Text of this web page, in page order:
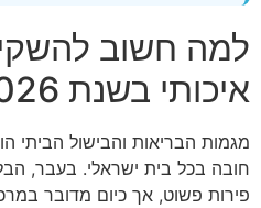
למה חשוב
איכותי בשנת 2026?
מגמות הבריאות והבישול הביתי
חובה בכל בית ישראלי. בעבר,
פירות פשוט, אך כיום מדובר